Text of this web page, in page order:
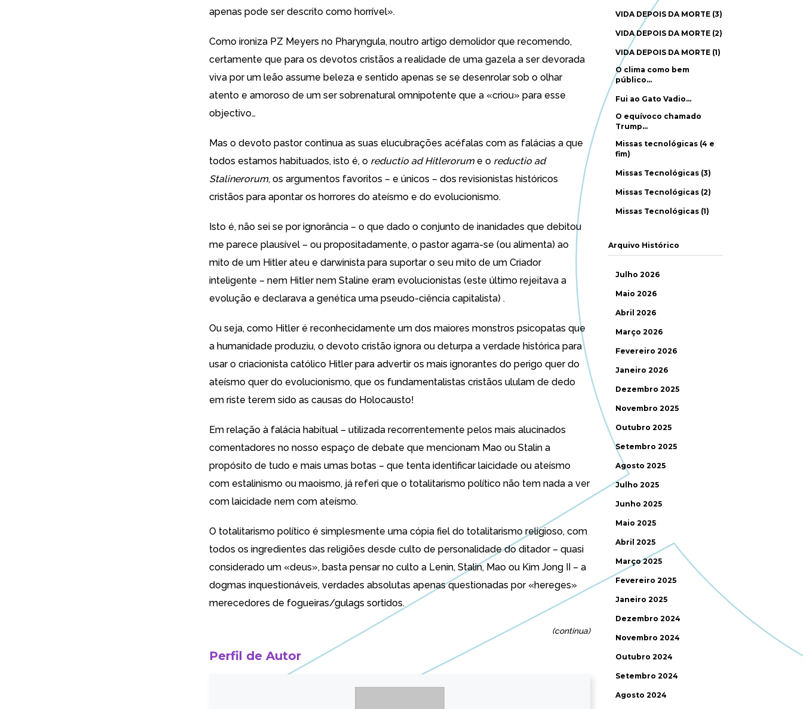
apenas pode ser descrito como horrível».
Como ironiza PZ Meyers no Pharyngula, noutro artigo demolidor que recomendo,
certamente que para os devotos cristãos a realidade de uma gazela a ser devorada
viva por um leão assume beleza e sentido apenas se se desenrolar sob o olhar
atento e amoroso de um ser sobrenatural omnipotente que a «criou» para esse
objectivo…
Mas o devoto pastor continua as suas elucubrações acéfalas com as falácias a que
todos estamos habituados, isto é, o reductio ad Hitlerorume o reductio ad
Stalinerorum, os argumentos favoritos – e únicos – dos revisionistas históricos
cristãos para apontar os horrores do ateísmo e do evolucionismo.
Isto é, não sei se por ignorância – o que dado o conjunto de inanidades que debitou
me parece plausível – ou propositadamente, o pastor agarra-se (ou alimenta) ao
mito de um Hitlerateu e darwinista para suportar o seu mito de um Criador
inteligente – nem Hitlernem Staline eram evolucionistas (este último rejeitava a
evolução e declarava a genética uma pseudo-ciência capitalista) .
Ou seja, como Hitleré reconhecidamente um dos maiores monstros psicopatas que
a humanidade produziu, o devoto cristão ignora ou deturpa a verdade histórica para
usar o criacionista católico Hitler para advertir os mais ignorantes do perigo quer do
ateísmo quer do evolucionismo, que os fundamentalistas cristãos ululam de dedo
em riste terem sido as causas do Holocausto!
Em relação à falácia habitual – utilizada recorrentemente pelos mais alucinados
comentadores no nosso espaço de debate que mencionam Mao ou Stalin a
propósito de tudo e mais umas botas – que tenta identificar laicidade ou ateísmo
com estalinismo ou maoismo, já referi que o totalitarismo político não tem nada a ver
com laicidade nem com ateísmo.
O totalitarismo político é simplesmente uma cópia fiel do totalitarismo religioso, com
todos os ingredientes das religiões desde culto de personalidade do ditador – quasi
considerado um «deus», basta pensar no culto a Lenin, Stalin, Mao ou Kim Jong II – a
dogmas inquestionáveis, verdades absolutas apenas questionadas por «hereges»
merecedores de fogueiras/gulags sortidos.
(continua)
Perfil de Autor
VIDA DEPOIS DA MORTE (3)
VIDA DEPOIS DA MORTE (2)
VIDA DEPOIS DA MORTE (1)
O clima como bem
público…
Fui ao Gato Vadio…
O equívoco chamado
Trump…
Missas tecnológicas (4 e
fim)
Missas Tecnológicas (3)
Missas Tecnológicas (2)
Missas Tecnológicas (1)
Arquivo Histórico
Julho 2026
Maio 2026
Abril 2026
Março 2026
Fevereiro 2026
Janeiro 2026
Dezembro 2025
Novembro 2025
Outubro 2025
Setembro 2025
Agosto 2025
Julho 2025
Junho 2025
Maio 2025
Abril 2025
Março 2025
Fevereiro 2025
Janeiro 2025
Dezembro 2024
Novembro 2024
Outubro 2024
Setembro 2024
Agosto 2024